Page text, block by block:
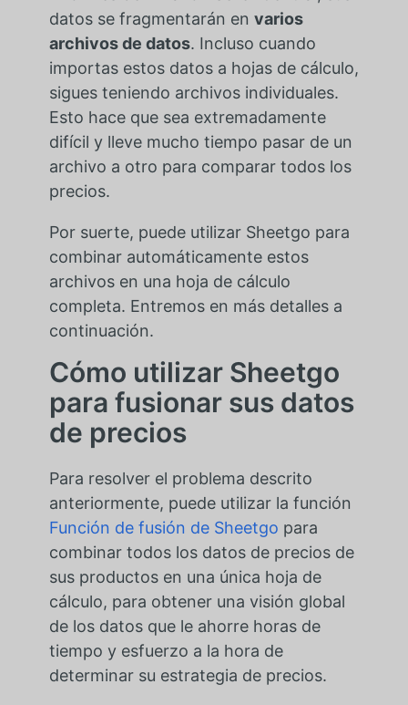
datos se fragmentarán en varios
archivos de datos. Incluso cuando
importas estos datos a hojas de cálculo,
sigues teniendo archivos individuales.
Esto hace que sea extremadamente
difícil y lleve mucho tiempo pasar de un
archivo a otro para comparar todos los
precios.
Por suerte, puede utilizar Sheetgo para
combinar automáticamente estos
archivos en una hoja de cálculo
completa. Entremos en más detalles a
continuación.
Cómo utilizar Sheetgo
para fusionar sus datos
de precios
Para resolver el problema descrito
anteriormente, puede utilizar la función
Función de fusión de Sheetgo para
combinar todos los datos de precios de
sus productos en una única hoja de
cálculo, para obtener una visión global
de los datos que le ahorre horas de
tiempo y esfuerzo a la hora de
determinar su estrategia de precios.